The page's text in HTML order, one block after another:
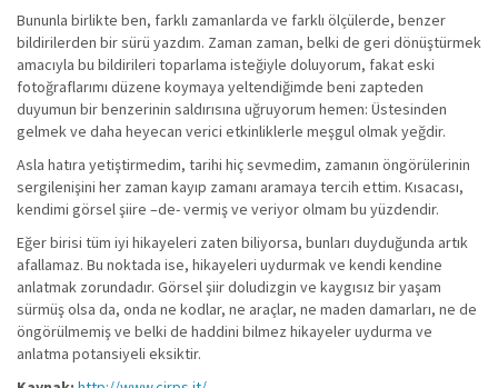
Bununla birlikte ben, farklı zamanlarda ve farklı ölçülerde, benzer
bildirilerden bir sürü yazdım. Zaman zaman, belki de geri dönüştürmek
amacıyla bu bildirileri toparlama isteğiyle doluyorum, fakat eski
fotoğraflarımı düzene koymaya yeltendiğimde beni zapteden
duyumun bir benzerinin saldırısına uğruyorum hemen: Üstesinden
gelmek ve daha heyecan verici etkinliklerle meşgul olmak yeğdir.
Asla hatıra yetiştirmedim, tarihi hiç sevmedim, zamanın öngörülerinin
sergilenişini her zaman kayıp zamanı aramaya tercih ettim. Kısacası,
kendimi görsel şiire –de- vermiş ve veriyor olmam bu yüzdendir.
Eğer birisi tüm iyi hikayeleri zaten biliyorsa, bunları duyduğunda artık
afallamaz. Bu noktada ise, hikayeleri uydurmak ve kendi kendine
anlatmak zorundadır. Görsel şiir doludizgin ve kaygısız bir yaşam
sürmüş olsa da, onda ne kodlar, ne araçlar, ne maden damarları, ne de
öngörülmemiş ve belki de haddini bilmez hikayeler uydurma ve
anlatma potansiyeli eksiktir.